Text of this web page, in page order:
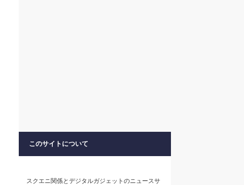
このサイトについて
スクエニ関係とデジタルガジェットのニュースサ